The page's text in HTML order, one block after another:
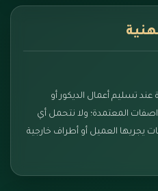
تسليم أعمال الديكور أو
المعتمدة؛ ولا نتحمل أي
يجريها العميل أو أطراف خارجية